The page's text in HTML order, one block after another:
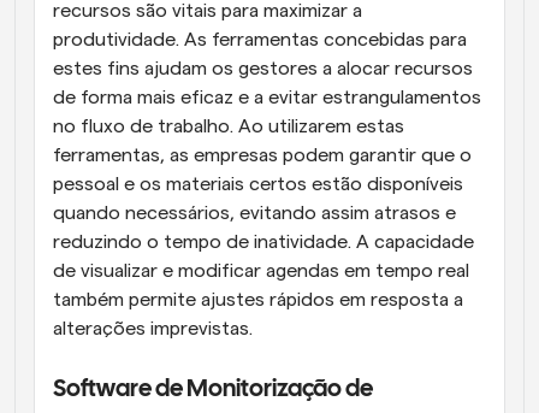
recursos são vitais para maximizar a
produtividade. As ferramentas concebidas para
estes fins ajudam os gestores a alocar recursos
de forma mais eficaz e a evitar estrangulamentos
no fluxo de trabalho. Ao utilizarem estas
ferramentas, as empresas podem garantir que o
pessoal e os materiais certos estão disponíveis
quando necessários, evitando assim atrasos e
reduzindo o tempo de inatividade. A capacidade
de visualizar e modificar agendas em tempo real
também permite ajustes rápidos em resposta a
alterações imprevistas.
Software de Monitorização de